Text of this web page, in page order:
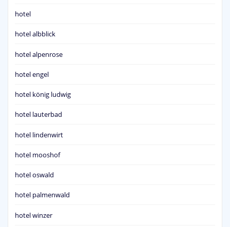
hotel
hotel albblick
hotel alpenrose
hotel engel
hotel könig ludwig
hotel lauterbad
hotel lindenwirt
hotel mooshof
hotel oswald
hotel palmenwald
hotel winzer